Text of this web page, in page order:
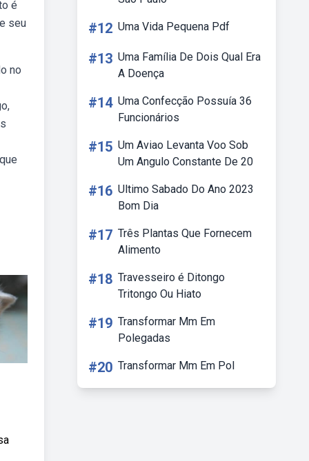
é
seu
no
#12 Uma Vida Pequena Pdf
#13 Uma Família De Dois Qual Era
A Doença
#14 Uma Confecção Possuía 36
Funcionários
#15 Um Aviao Levanta Voo Sob
Um Angulo Constante De 20
#16 Ultimo Sabado Do Ano 2023
Bom Dia
#17 Três Plantas Que Fornecem
Alimento
#18 Travesseiro é Ditongo
Tritongo Ou Hiato
#19 Transformar Mm Em
Polegadas
#20 Transformar Mm Em Pol